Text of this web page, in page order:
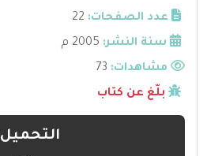
عدد الصفحات: 22
سنة النشر: 2005 م
مشاهدات:
بلّغ عن كتاب
التحميل